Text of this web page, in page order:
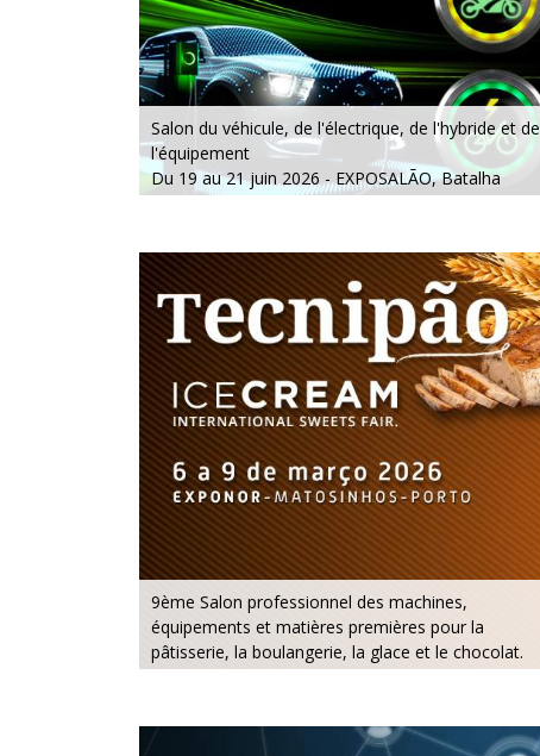
Salon du véhicule, de l'électrique, de l'hybride et de
l'équipement
Du 19 au 21 juin 2026 - EXPOSALÃO, Batalha
9ème Salon professionnel des machines,
équipements et matières premières pour la
pâtisserie, la boulangerie, la glace et le chocolat.